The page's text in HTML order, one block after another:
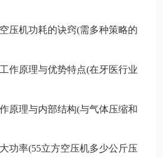
压机功耗的诀窍(需多种策略的
作原理与优势特点(在牙医行业
原理与内部结构(与气体压缩和
功率(55立方空压机多少公斤压